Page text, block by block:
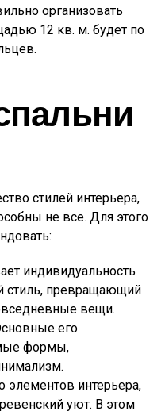
организовать
12 кв. м. будет по
стилей интерьера,
не все. Для этого
индивидуальность
стиль, превращающий
вещи.
его
формы,
элементов интерьера,
уют. В этом